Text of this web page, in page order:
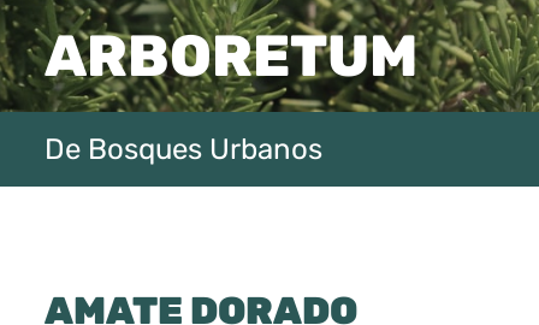
ARBORETUM
De Bosques Urbanos
AMATE DORADO